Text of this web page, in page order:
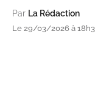
Par La Rédaction
Le 29/03/2026 à